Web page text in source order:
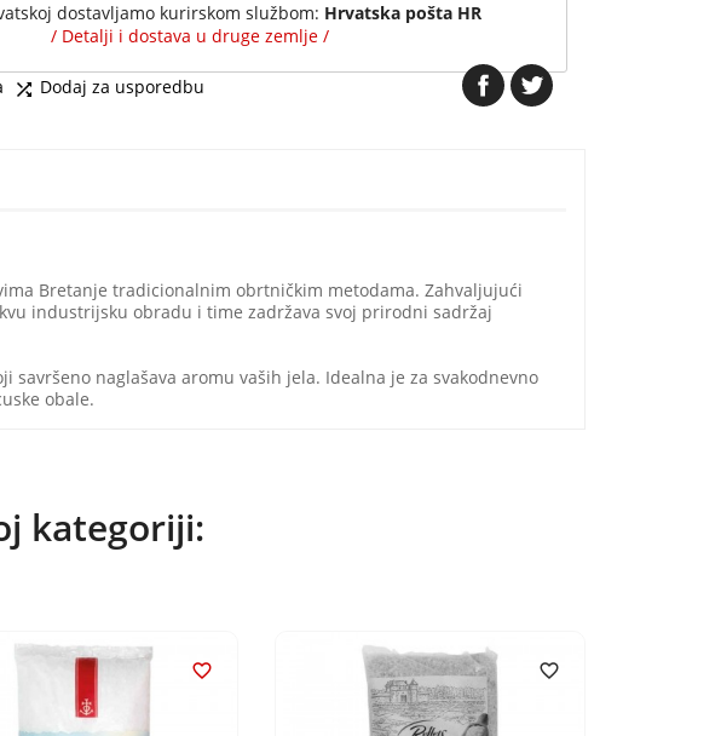
dostavljamo kurirskom službom: Hrvatska pošta HR
/ Detalji i dostava u druge zemlje /
 Dodaj za usporedbu
Bretanje tradicionalnim obrtničkim metodama. Zahvaljujući
industrijsku obradu i time zadržava svoj prirodni sadržaj
naglašava aromu vaših jela. Idealna je za svakodnevno
obale.
kategoriji:
 